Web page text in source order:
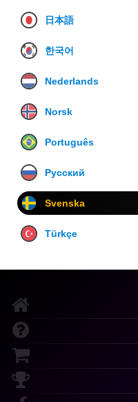
日本語
한국어
Nederlands
Norsk
Português
Русский
Svenska
Türkçe